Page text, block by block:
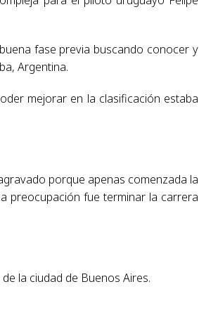
fase previa buscando conocer y
Argentina.
mejorar en la clasificación estaba
porque apenas comenzada la
preocupación fue terminar la carrera
la ciudad de Buenos Aires.